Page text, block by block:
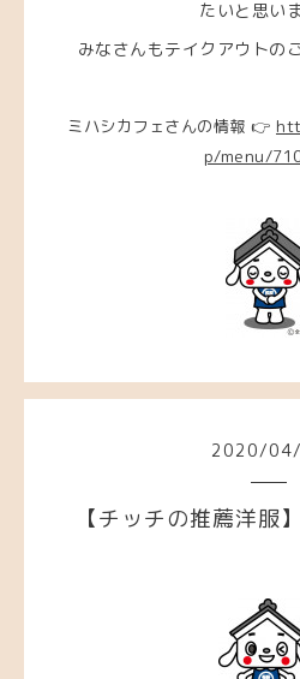
たいと思いま
みなさんもテイクアウトの
ミハシカフェさんの情報 👉
p/menu/
2020/04/
【チッチの推薦洋服